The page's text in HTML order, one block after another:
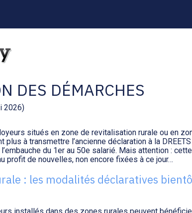
DES DÉMARCHES
2026)
situés en zone de revitalisation rurale ou en
plus à transmettre l’ancienne déclaration à la
du 1er au 50e salarié. Mais attention : cette
profit de nouvelles, non encore fixées à ce jour…
: les modalités déclaratives